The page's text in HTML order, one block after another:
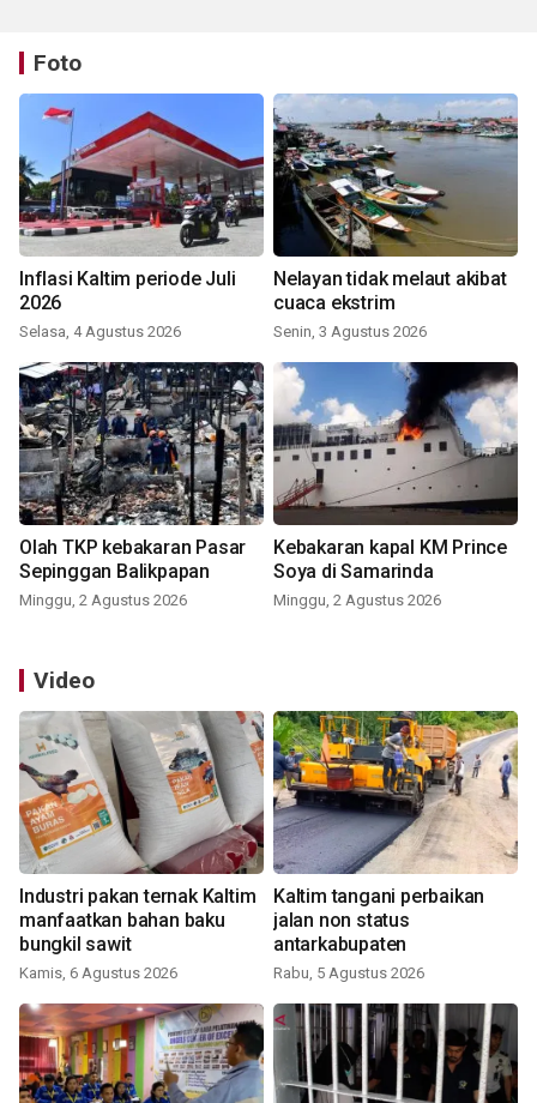
Foto
Inflasi Kaltim periode Juli
2026
Selasa, 4 Agustus 2026
Nelayan tidak melaut akibat
cuaca ekstrim
Senin, 3 Agustus 2026
Olah TKP kebakaran Pasar
Sepinggan Balikpapan
Minggu, 2 Agustus 2026
Kebakaran kapal KM Prince
Soya di Samarinda
Minggu, 2 Agustus 2026
Video
Industri pakan ternak Kaltim
manfaatkan bahan baku
bungkil sawit
Kamis, 6 Agustus 2026
Kaltim tangani perbaikan
jalan non status
antarkabupaten
Rabu, 5 Agustus 2026